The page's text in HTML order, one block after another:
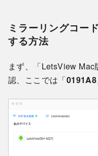
ミラーリングコー
する方法
まず、「LetsView
認、ここでは「0191A8